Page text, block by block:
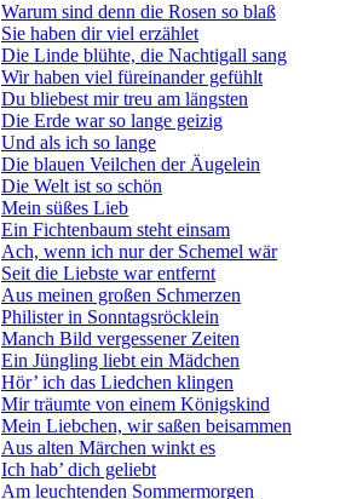
Warum sind denn die Rosen so blaß
Sie haben dir viel erzählet
Die Linde blühte, die Nachtigall sang
Wir haben viel füreinander gefühlt
Du bliebest mir treu am längsten
Die Erde war so lange geizig
Und als ich so lange
Die blauen Veilchen der Äugelein
Die Welt ist so schön
Mein süßes Lieb
Ein Fichtenbaum steht einsam
Ach, wenn ich nur der Schemel wär
Seit die Liebste war entfernt
Aus meinen großen Schmerzen
Philister in Sonntagsröcklein
Manch Bild vergessener Zeiten
Ein Jüngling liebt ein Mädchen
Hör’ ich das Liedchen klingen
Mir träumte von einem Königskind
Mein Liebchen, wir saßen beisammen
Aus alten Märchen winkt es
Ich hab’ dich geliebt
Am leuchtenden Sommermorgen